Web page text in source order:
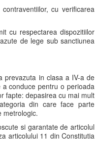
cu verificarea
cu respectarea dispozitiilor
de lege sub sanctiunea
prevazuta in clasa a IV-a de
conduce pentru o perioada
fapte: depasirea cu mai mult
din care face parte
si garantate de articolul
articolului 11 din Constitutia